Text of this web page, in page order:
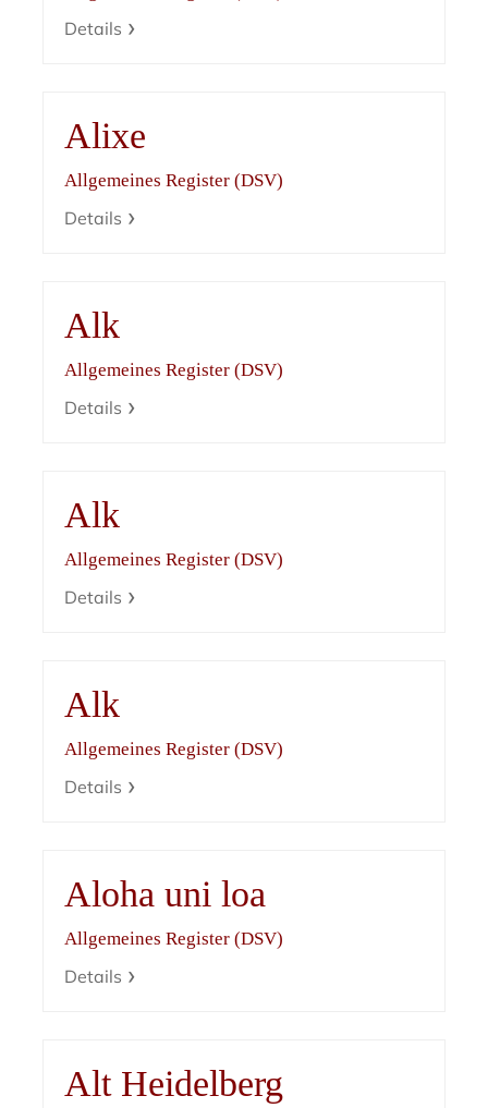
Details
Alixe
Allgemeines Register (DSV)
Details
Alk
Allgemeines Register (DSV)
Details
Alk
Allgemeines Register (DSV)
Details
Alk
Allgemeines Register (DSV)
Details
Aloha uni loa
Allgemeines Register (DSV)
Details
Alt Heidelberg